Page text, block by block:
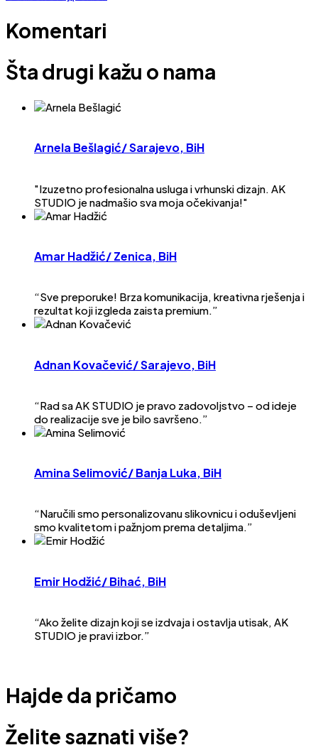
Komentari
Šta drugi kažu o nama
Arnela Bešlagić/ Sarajevo, BiH
"Izuzetno profesionalna usluga i vrhunski dizajn. AK
STUDIO je nadmašio sva moja očekivanja!"
Amar Hadžić/ Zenica, BiH
“Sve preporuke! Brza komunikacija, kreativna rješenja i
rezultat koji izgleda zaista premium.”
Adnan Kovačević/ Sarajevo, BiH
“Rad sa AK STUDIO je pravo zadovoljstvo – od ideje
do realizacije sve je bilo savršeno.”
Amina Selimović/ Banja Luka, BiH
“Naručili smo personalizovanu slikovnicu i oduševljeni
smo kvalitetom i pažnjom prema detaljima.”
Emir Hodžić/ Bihać, BiH
“Ako želite dizajn koji se izdvaja i ostavlja utisak, AK
STUDIO je pravi izbor.”
Hajde da pričamo
Želite saznati više?